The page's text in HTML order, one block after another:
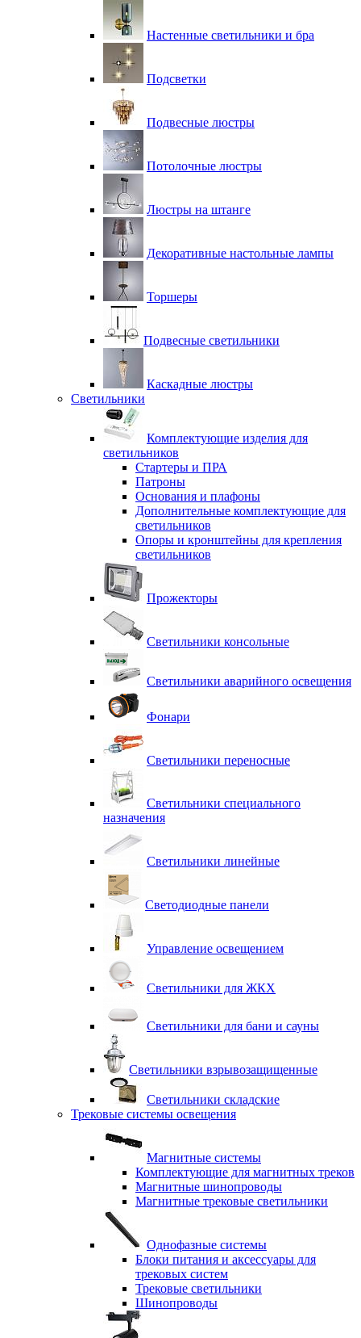
Настенные светильники и бра
Подсветки
Подвесные люстры
Потолочные люстры
Люстры на штанге
Декоративные настольные лампы
Торшеры
Подвесные светильники
Каскадные люстры
Светильники
Комплектующие изделия для
светильников
Стартеры и ПРА
Патроны
Основания и плафоны
Дополнительные комплектующие для
светильников
Опоры и кронштейны для крепления
светильников
Прожекторы
Светильники консольные
Светильники аварийного освещения
Фонари
Светильники переносные
Светильники специального
назначения
Светильники линейные
Светодиодные панели
Управление освещением
Светильники для ЖКХ
Светильники для бани и сауны
Светильники взрывозащищенные
Светильники складские
Трековые системы освещения
Магнитные системы
Комплектующие для магнитных треков
Магнитные шинопроводы
Магнитные трековые светильники
Однофазные системы
Блоки питания и аксессуары для
трековых систем
Трековые светильники
Шинопроводы